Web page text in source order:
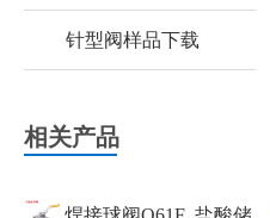
针型阀样品下载
相关产品